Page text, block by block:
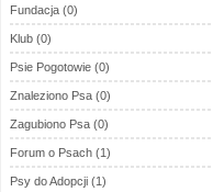
Fundacja (0)
Klub (0)
Psie Pogotowie (0)
Znaleziono Psa (0)
Zagubiono Psa (0)
Forum o Psach (1)
Psy do Adopcji (1)